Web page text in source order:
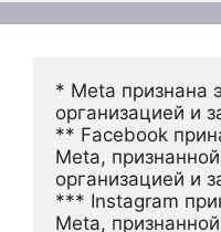
* Meta признана
организацией и
** Facebook
Meta,
организацией и
*** Instagram
Meta,